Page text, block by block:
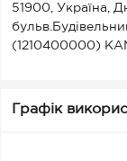
51900, Україна,
(1210400000)
Графік